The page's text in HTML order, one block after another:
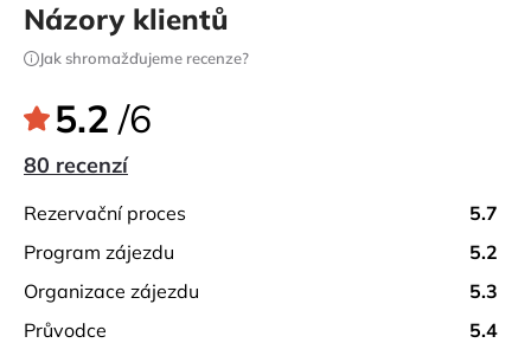
okouzlující vesnici
Santana
tradičními domy s charakteristickými doškovými
střechami – jednou z nejznámějších památek Madeiry.
Poté projedete malebnou vesnicí
známou svou uvolněnou atmosférou a malebným
pobřežím. Na konci prohlídky prozkoumáte úchvatný
Lourenço)
, kde se z drsných útesů a panoramatických
vyhlídek otevírají výhledy na
a ostrovy
Porto Santo a Desertas. Uvidíte také impozantní
letištní ranvej, unikátně podepřenou 180 sloupy.
Názory klientů
Jak shromažďujeme recenze?
5.2 /6
80 recenzí
rezervační proces
5.7
program zájezdu
5.2
organizace zájezdu
5.3
průvodce
5.4